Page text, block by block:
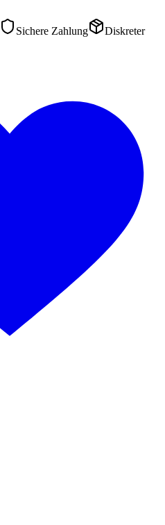
Sichere Zahlung
Diskreter